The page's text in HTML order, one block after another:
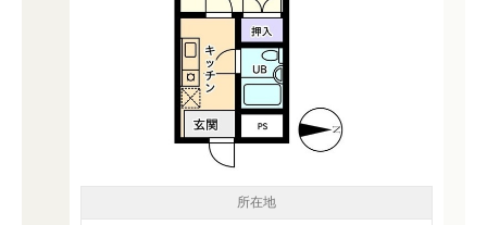
所在地